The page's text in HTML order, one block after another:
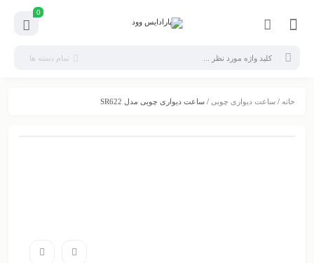
0
تمام دسته ها
خانه / ساعت دیواری چوبی / ساعت دیواری چوبی مدل SR622